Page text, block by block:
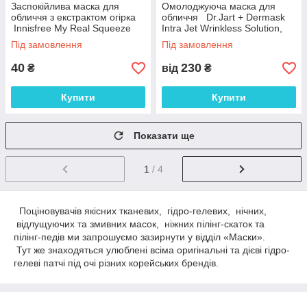
Заспокійлива маска для
обличчя з екстрактом огірка
Innisfree My Real Squeeze
Mask Cucumber, 20ml
Під замовлення
40 ₴
Купити
Омолоджуюча маска для
обличчя Dr.Jart + Dermask
Intra Jet Wrinkless Solution,
28g
Під замовлення
від 230 ₴
Купити
Показати ще
1 / 4
Поціновувачів якісних тканевих, гідро-гелевих, нічних,
відлущуючих та змивних масок, ніжних пілінг-скаток та
пілінг-педів ми запрошуємо зазирнути у відділ «Маски».
Тут же знаходяться улюблені всіма оригінальні та дієві гідро-
гелеві патчі під очі різних корейських брендів.